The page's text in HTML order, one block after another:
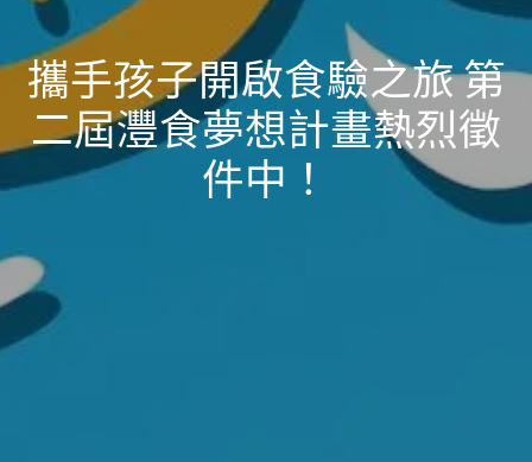
攜手孩子開啟食驗之旅 第
二屆灃食夢想計畫熱烈徵
件中！